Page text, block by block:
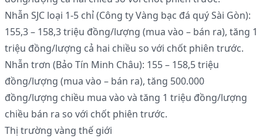
Nhẫn SJC loại 1-5 chỉ (Công ty Vàng bạc đá quý Sài Gòn):
155,3 – 158,3 triệu đồng/lượng (mua vào – bán ra), tăng 1
triệu đồng/lượng cả hai chiều so với chốt phiên trước.
Nhẫn trơn (Bảo Tín Minh Châu): 155 – 158,5 triệu
đồng/lượng (mua vào – bán ra), tăng 500.000
đồng/lượng chiều mua vào và tăng 1 triệu đồng/lượng
chiều bán ra so với chốt phiên trước.
Thị trường vàng thế giới